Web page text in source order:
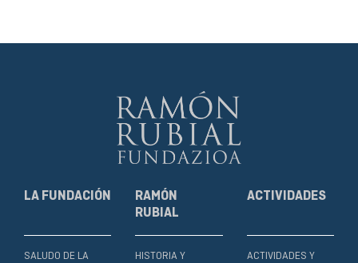
LA FUNDACIÓN
SALUDO DE LA
RAMÓN
RUBIAL
HISTORIA Y
ACTIVIDADES
ACTIVIDADES Y